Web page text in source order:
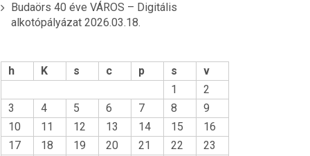
Budaörs 40 éve VÁROS – Digitális
alkotópályázat 2026.03.18.
h K s c p s
v
1
2
3
4 5 6 7 8
9
10
11 12 13 14 15
16
17
18 19 20 21 22 23